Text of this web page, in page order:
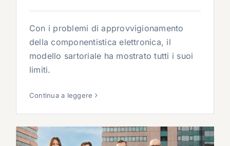
Con i problemi di approvvigionamento
della componentistica elettronica, il
modello sartoriale ha mostrato tutti i suoi
limiti.
Continua a leggere